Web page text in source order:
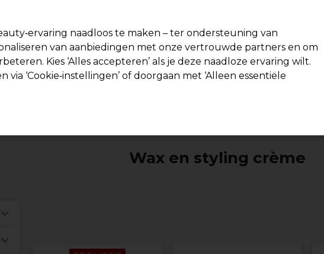
Zoeken
Elektra Salon interieur Beauty Mannen Vegan Nieuwe producten
Wax en styling crème
naadloos te maken – ter ondersteuning van
van aanbiedingen met onze vertrouwde partners en om
Kies ‘Alles accepteren’ als je deze naadloze ervaring wilt.
‘Cookie‑instellingen’ of doorgaan met ‘Alleen essentiële